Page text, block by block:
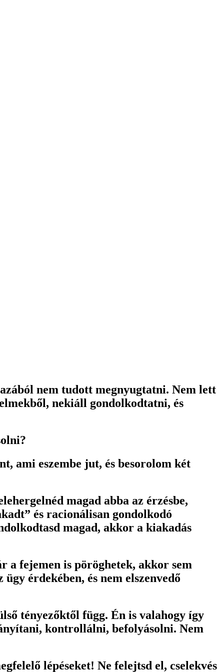
nem tudott megnyugtatni. Nem lett
nekiáll gondolkodtatni, és
ami eszembe jut, és besorolom két
magad abba az érzésbe,
és racionálisan gondolkodó
magad, akkor a kiakadás
a fejemen is pöröghetek, akkor sem
érdekében, és nem elszenvedő
tényezőktől függ. Én is valahogy így
kontrollálni, befolyásolni. Nem
lépéseket! Ne felejtsd el, cselekvés